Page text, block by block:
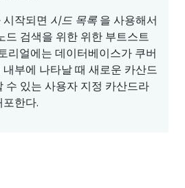
작되면 시드 목록 을 사용해서
드 검색을 위한 위한 부트스트
리얼에는 데이터베이스가 쿠버
부에 나타날 때 새로운 카산드
수 있는 사용자 지정 카산드라
한다.